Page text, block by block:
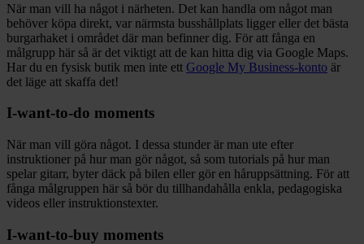
När man vill ha något i närheten. Det kan handla om något man
behöver köpa direkt, var närmsta busshållplats ligger eller det bästa
burgarhaket i området där man befinner dig. För att fånga en
målgrupp här så är det viktigt att de kan hitta dig via Google Maps.
Har du en fysisk butik men inte ett Google My Business-konto är
det läge att skaffa det!
I-want-to-do moments
När man vill göra något. I dessa stunder är man ute efter
instruktioner på hur man gör något, så som tutorials på hur man
spelar gitarr, byter däck på bilen eller gör en håruppsättning. För att
fånga målgruppen här så bör du tillhandahålla enkla, pedagogiska
videos eller instruktionstexter.
I-want-to-buy moments